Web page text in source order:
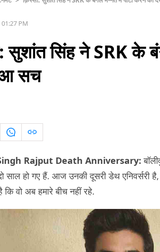
PM
सुशांत सिंह ने SRK के
सच
Rajput Death Anniversary:
साल हो गए हैं. आज उनकी दूसरी डेथ एनिवर्सरी
कि वो अब हमारे बीच नहीं रहे.